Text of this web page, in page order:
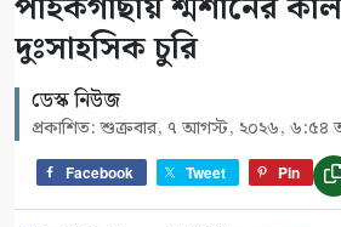
দুঃসাহসিক চুরি
ডেস্ক নিউজ
প্রকাশিত: শুক্রবার, ৭ আগস্ট, ২০২৬, ৬:৫৪
Facebook Tweet Pin